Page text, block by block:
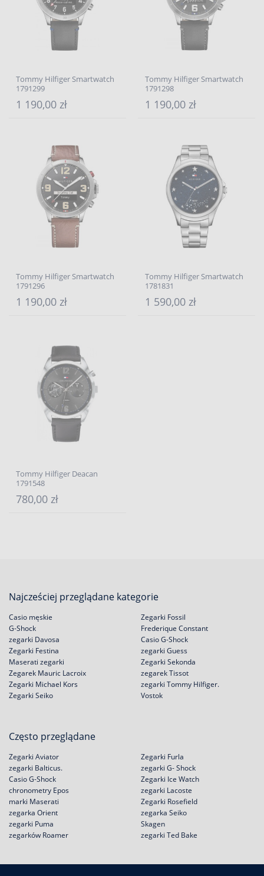
Tommy Hilfiger Smartwatch
1791299
1 190,00 zł
Tommy Hilfiger Smartwatch
1791298
1 190,00 zł
Tommy Hilfiger Smartwatch
1791296
1 190,00 zł
Tommy Hilfiger Smartwatch
1781831
1 590,00 zł
Tommy Hilfiger Deacan
1791548
780,00 zł
Najcześciej przeglądane kategorie
Casio męskie
G-Shock
zegarki Davosa
Zegarki Festina
Zegarki Fossil
Frederique Constant
Casio G-Shock
zegarki Guess
Maserati zegarki
Zegarek Mauric Lacroix
Zegarki Michael Kors
Zegarki Seiko
Zegarki Sekonda
zegarek Tissot
zegarki Tommy Hilfiger.
Vostok
Często przeglądane
Zegarki Aviator
zegarki Balticus.
Casio G-Shock
chronometry Epos
Zegarki Furla
zegarki G- Shock
Zegarki Ice Watch
zegarki Lacoste
marki Maserati
zegarka Orient
zegarki Puma
zegarków Roamer
Zegarki Rosefield
zegarka Seiko
Skagen
zegarki Ted Bake